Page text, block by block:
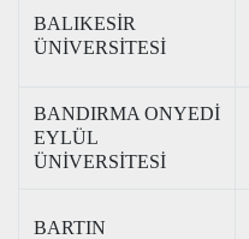
BALIKESİR
ÜNİVERSİTESİ
BANDIRMA ONYEDİ
EYLÜL
ÜNİVERSİTESİ
BARTIN